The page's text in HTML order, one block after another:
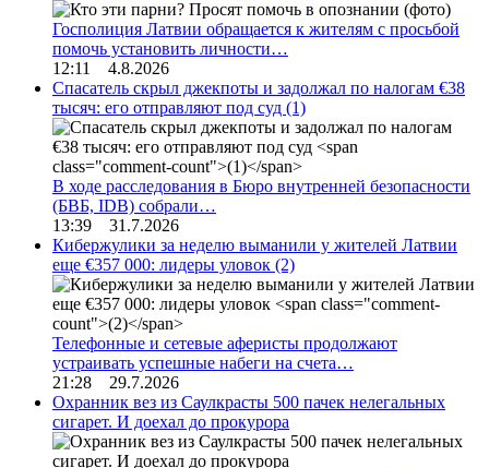
Госполиция Латвии обращается к жителям с просьбой
помочь установить личности…
12:11 4.8.2026
Спасатель скрыл джекпоты и задолжал по налогам €38
тысяч: его отправляют под суд (1)
В ходе расследования в Бюро внутренней безопасности
(БВБ, IDB) собрали…
13:39 31.7.2026
Кибержулики за неделю выманили у жителей Латвии
еще €357 000: лидеры уловок (2)
Телефонные и сетевые аферисты продолжают
устраивать успешные набеги на счета…
21:28 29.7.2026
Охранник вез из Саулкрасты 500 пачек нелегальных
сигарет. И доехал до прокурора